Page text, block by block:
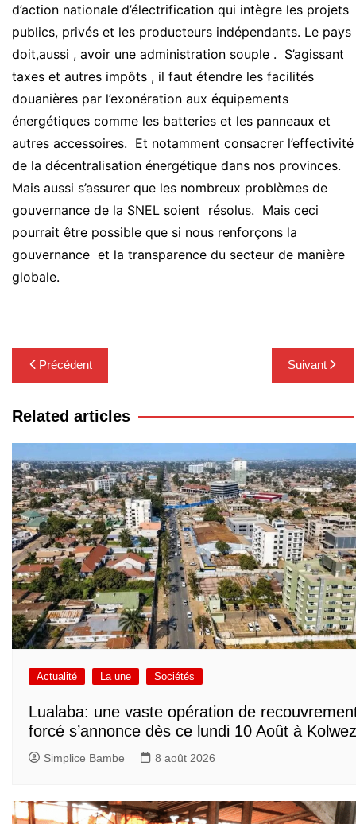
d’action nationale d’électrification qui intègre les projets
publics, privés et les producteurs indépendants. Le pays
doit,aussi , avoir une administration souple . S’agissant
taxes et autres impôts , il faut étendre les facilités
douanières par l’exonération aux équipements
énergétiques comme les batteries et les panneaux et
autres accessoires. Et notamment consacrer l’effectivité
de la décentralisation énergétique dans nos provinces.
Mais aussi s’assurer que les nombreux problèmes de
gouvernance de la SNEL soient résolus. Mais ceci
pourrait être possible que si nous renforçons la
gouvernance et la transparence du secteur de manière
globale.
Navigation
de
l’article
Précédent Suivant
Related articles
Actualité La une Sociétés
Lualaba: une vaste opération de
forcé s’annonce dès ce lundi 10 Août à
Simplice Bambe 8 août 2026